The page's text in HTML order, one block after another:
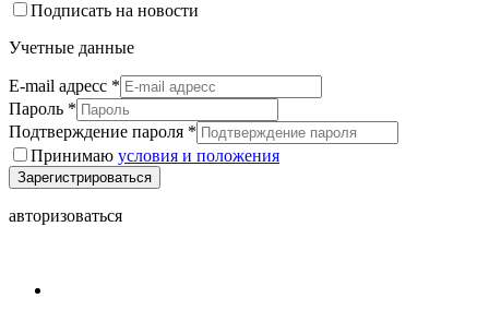
Подписать на новости
Учетные данные
E-mail адресс *
Пароль *
Подтверждение пароля *
Принимаю условия и положения
Зарегистрироваться
авторизоваться